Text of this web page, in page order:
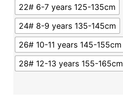
22# 6-7 years 125-135cm
24# 8-9 years 135-145cm
26# 10-11 years 145-155cm
28# 12-13 years 155-165cm